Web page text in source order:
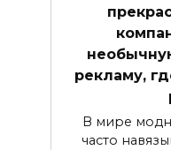
рекламу,
В мире
часто